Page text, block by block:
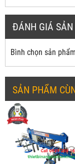
ĐÁNH GIÁ
Bình chọn sản
SẢN PHẨM